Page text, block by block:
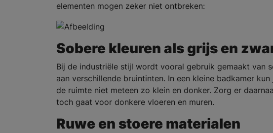
elementen mogen zeker niet ontbreken:
Sobere kleuren als grijs en
Bij de industriële stijl wordt vooral gebruik gemaakt van
aan verschillende bruintinten. In een kleine badkamer
de ruimte niet meteen zo klein en donker. Zorg er
toch gaat voor donkere vloeren en muren.
Ruwe en stoere materialen